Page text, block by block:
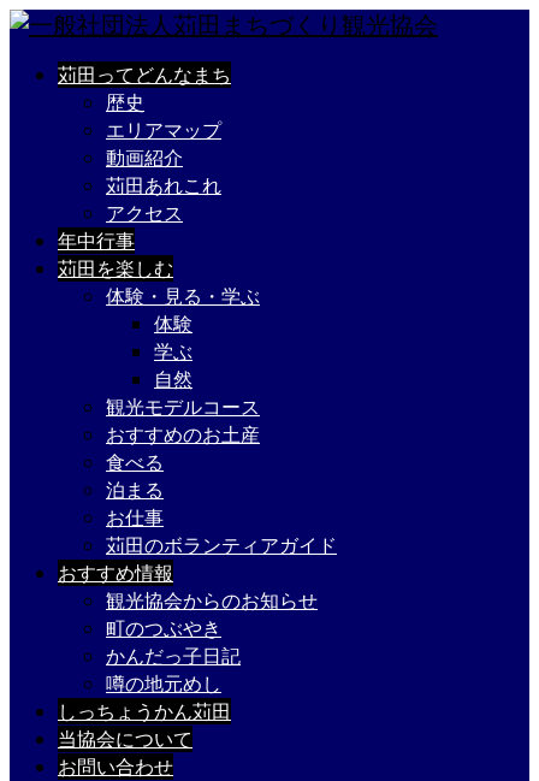
苅田ってどんなまち
歴史
エリアマップ
動画紹介
苅田あれこれ
アクセス
年中行事
苅田を楽しむ
体験・見る・学ぶ
体験
学ぶ
自然
観光モデルコース
おすすめのお土産
食べる
泊まる
お仕事
苅田のボランティアガイド
おすすめ情報
観光協会からのお知らせ
町のつぶやき
かんだっ子日記
噂の地元めし
しっちょうかん苅田
当協会について
お問い合わせ